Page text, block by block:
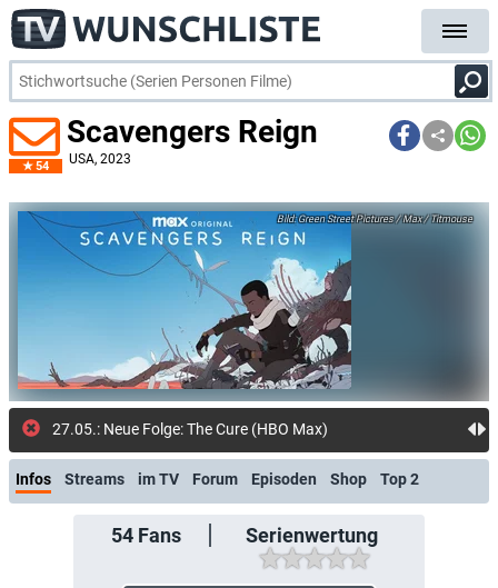
54
Scavengers Reign
USA, 2023
Green Street Pictures / Max / Titmouse
27.05.: Neue Folge: The Cure (HBO Max)
Infos Streams im TV Forum Episoden Shop Top 2
54Fans Serienwertung